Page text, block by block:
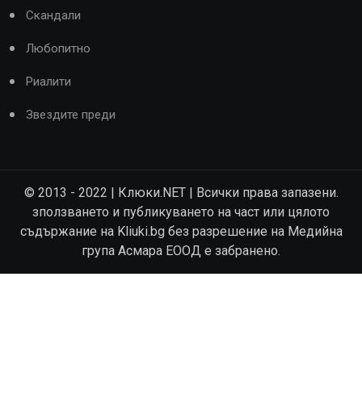
Скандали
Любопитно
Риалити
Звездите преди
© 2013 - 2022 | Клюки.NET | Всички права запазени.
зползването и публикуването на част или цялото
съдържание на Kliuki.bg без разрешение на Медийна
група Асмара ЕООД е забранено.